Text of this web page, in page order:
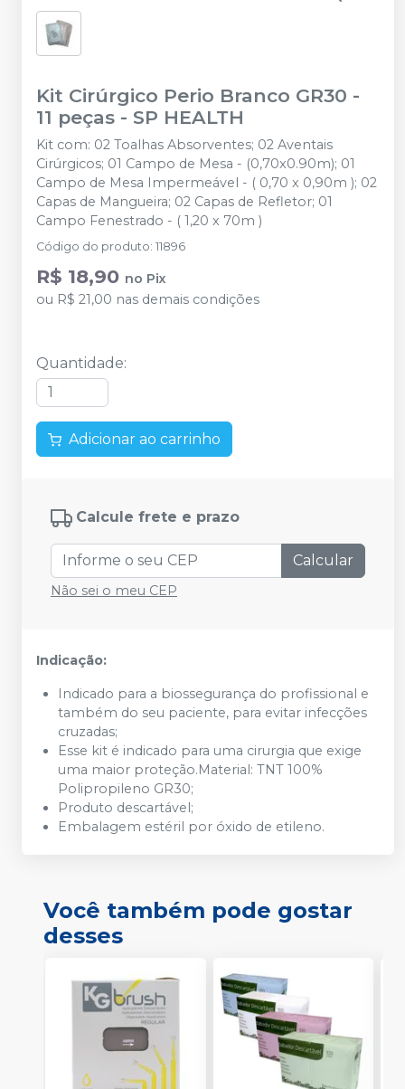
Kit Cirúrgico Perio Branco GR30 -
11 peças - SP HEALTH
Kit com: 02 Toalhas Absorventes; 02 Aventais
Cirúrgicos; 01 Campo de Mesa - (0,70x0.90m); 01
Campo de Mesa Impermeável - ( 0,70 x 0,90m ); 02
Capas de Mangueira; 02 Capas de Refletor; 01
Campo Fenestrado - ( 1,20 x 70m )
Código do produto: 11896
R$ 18,90 no Pix
ou R$ 21,00 nas demais condições
Quantidade:
Adicionar ao carrinho
Calcule frete e prazo
Calcular
Não sei o meu CEP
Indicação:
Indicado para a biossegurança do profissional e
também do seu paciente, para evitar infecções
cruzadas;
Esse kit é indicado para uma cirurgia que exige
uma maior proteção.Material: TNT 100%
Polipropileno GR30;
Produto descartável;
Embalagem estéril por óxido de etileno.
Você também pode gostar
desses